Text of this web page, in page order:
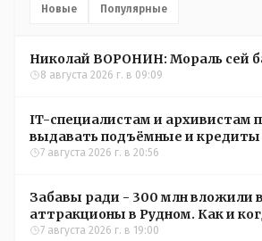
Новые Популярные
Николай ВОРОНИН: Мораль сей
8 августа 2026 г. в 09:09
IT-специалистам и архивистам
выдавать подъёмные и кредиты
сёлах Казахстана
7 августа 2026 г. в 20:56
Забавы ради - 300 млн вложили
аттракционы в Рудном. Как и
окупятся?
7 августа 2026 г. в 19:00